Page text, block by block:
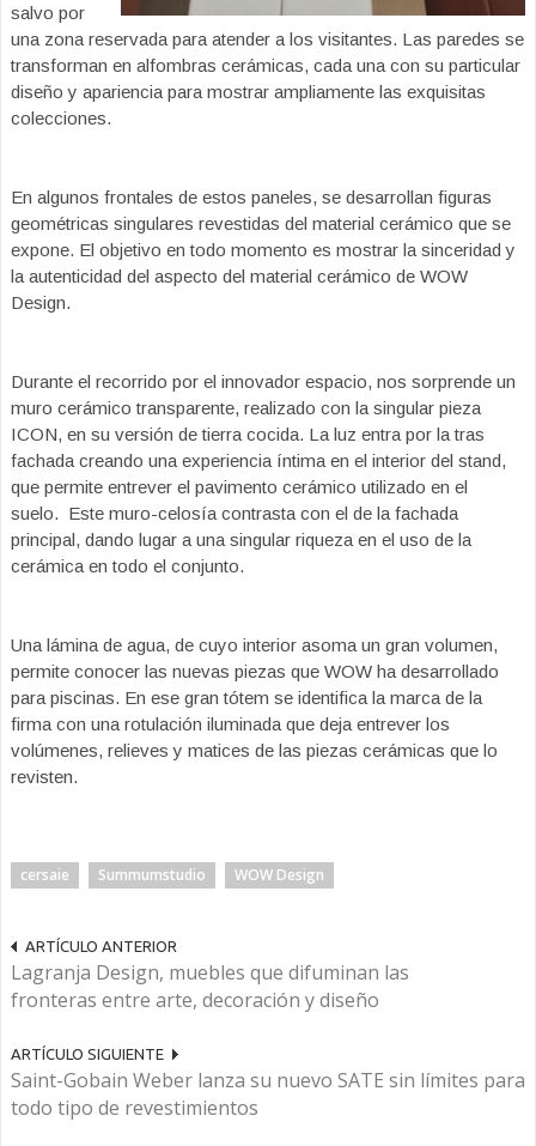
salvo por
una zona reservada para atender a los visitantes. Las paredes se
transforman en alfombras cerámicas, cada una con su particular
diseño y apariencia para mostrar ampliamente las exquisitas
colecciones.
En algunos frontales de estos paneles, se desarrollan figuras
geométricas singulares revestidas del material cerámico que se
expone. El objetivo en todo momento es mostrar la sinceridad y
la autenticidad del aspecto del material cerámico de WOW
Design.
Durante el recorrido por el innovador espacio, nos sorprende un
muro cerámico transparente, realizado con la singular pieza
ICON, en su versión de tierra cocida. La luz entra por la tras
fachada creando una experiencia íntima en el interior del stand,
que permite entrever el pavimento cerámico utilizado en el
suelo. Este muro-celosía contrasta con el de la fachada
principal, dando lugar a una singular riqueza en el uso de la
cerámica en todo el conjunto.
Una lámina de agua, de cuyo interior asoma un gran volumen,
permite conocer las nuevas piezas que WOW ha desarrollado
para piscinas. En ese gran tótem se identifica la marca de la
firma con una rotulación iluminada que deja entrever los
volúmenes, relieves y matices de las piezas cerámicas que lo
revisten.
cersaie Summumstudio WOW Design
ARTÍCULO ANTERIOR
Lagranja Design, muebles que difuminan las
fronteras entre arte, decoración y diseño
ARTÍCULO SIGUIENTE
Saint-Gobain Weber lanza su nuevo SATE sin límites para
todo tipo de revestimientos